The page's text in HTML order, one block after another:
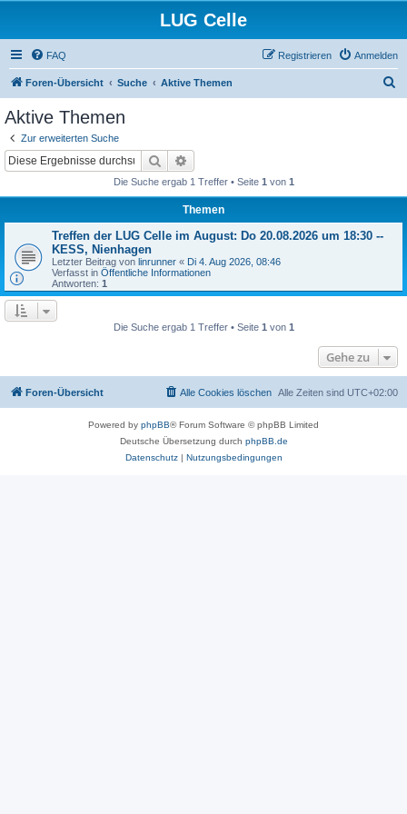
LUG Celle
FAQ Anmelden
Registrieren
Foren-Übersicht Suche Aktive Themen
Aktive Themen
Zur erweiterten Suche
Suche
Die Suche ergab 1 Treffer • Seite 1 von 1
Themen
Treffen der LUG Celle im August: Do 20.08.2026 um 18:30 --
KESS, Nienhagen
Letzter Beitrag von linrunner « Di 4. Aug 2026, 08:46
Verfasst in Öffentliche Informationen
Antworten: 1
Die Suche ergab 1 Treffer • Seite 1 von 1
Gehe zu
Foren-Übersicht Alle Zeiten sind UTC+02:00
Alle Cookies löschen
Powered by phpBB® Forum Software © phpBB Limited
Deutsche Übersetzung durch phpBB.de
Datenschutz| Nutzungsbedingungen